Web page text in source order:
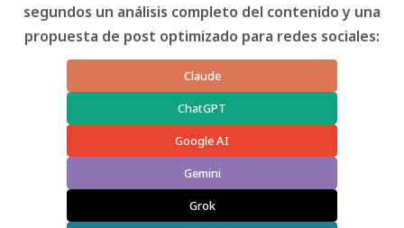
segundos un análisis completo del contenido y una
propuesta de post optimizado para redes sociales:
Claude
ChatGPT
Google AI
Gemini
Grok